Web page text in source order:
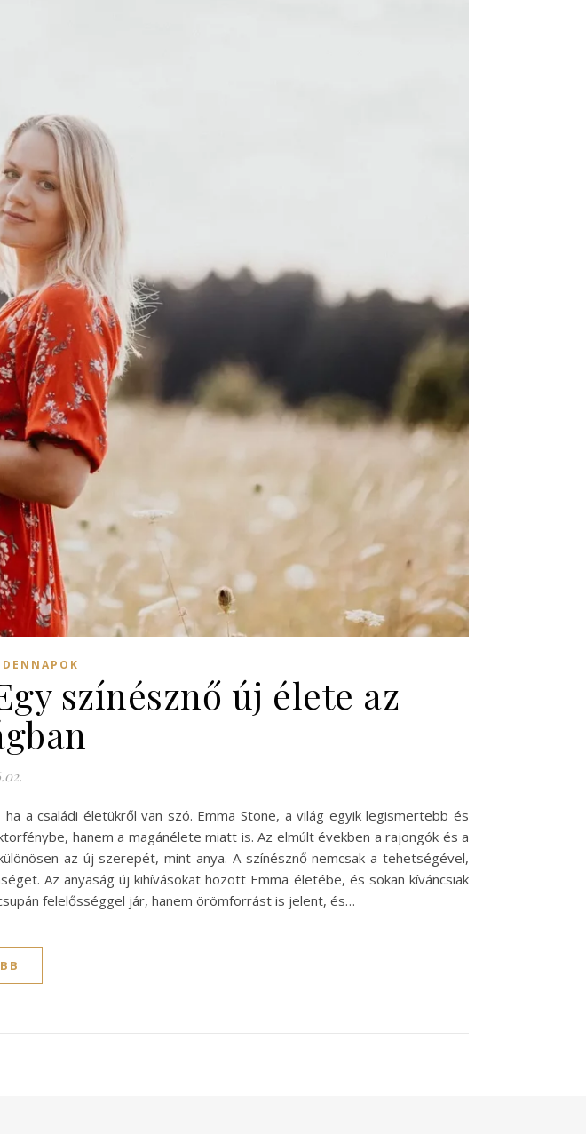
színésznő új élete az
a családi életükről van szó. Emma Stone, a világ egyik legismertebb és
hanem a magánélete miatt is. Az elmúlt években a rajongók és a
az új szerepét, mint anya. A színésznő nemcsak a tehetségével,
Az anyaság új kihívásokat hozott Emma életébe, és sokan kíváncsiak
felelősséggel jár, hanem örömforrást is jelent, és…